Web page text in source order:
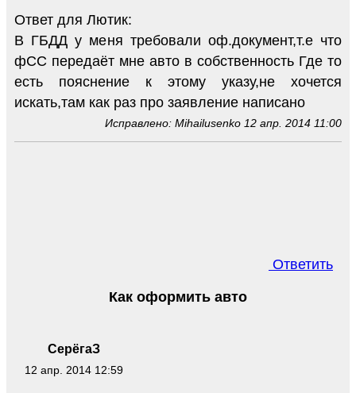
Ответ для Лютик:
В ГБДД у меня требовали оф.документ,т.е что
фСС передаёт мне авто в собственность Где то
есть пояснение к этому указу,не хочется
искать,там как раз про заявление написано
Исправлено: Mihailusenko 12 апр. 2014 11:00
Ответить
СерёгаЗ
12 апр. 2014 12:59
Как оформить авто